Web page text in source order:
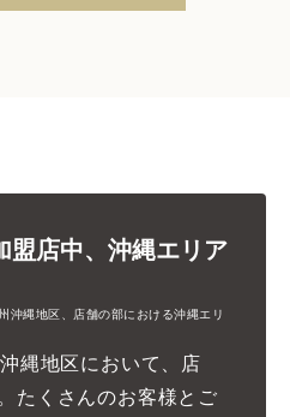
盟店中、沖縄エリア
沖縄地区、店舗の部における沖縄エリ
縄地区において、店
たくさんのお客様とご